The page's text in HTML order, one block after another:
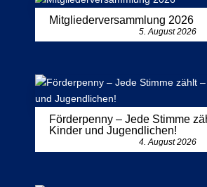
Mitgliederversammlung 2026
5. August 2026
Förderpenny – Jede Stimme
Kinder und Jugendlichen!
4. August 2026